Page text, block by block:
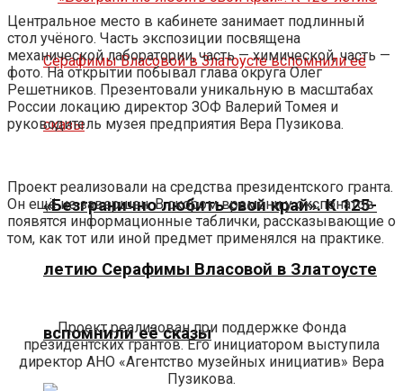
«Безгранично любить свой край». К 125-
летию Серафимы Власовой в Златоусте
вспомнили её сказы
Центральное место в кабинете занимает подлинный
стол учёного. Часть экспозиции посвящена
механической лаборатории, часть — химической, часть —
фото. На открытии побывал глава округа Олег
Решетников. Презентовали уникальную в масштабах
России локацию директор ЗОФ Валерий Томея и
руководитель музея предприятия Вера Пузикова.
Проект реализовали на средства президентского гранта.
Он ещё не завершен. В скором времени у экспонатов
появятся информационные таблички, рассказывающие о
том, как тот или иной предмет применялся на практике.
Проект реализован при поддержке Фонда
президентских грантов. Его инициатором выступила
директор АНО «Агентство музейных инициатив» Вера
Пузикова.